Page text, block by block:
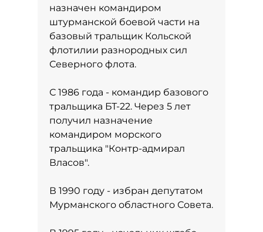
назначен командиром
штурманской боевой части на
базовый тральщик Кольской
флотилии разнородных сил
Северного флота.
С 1986 года - командир базового
тральщика БТ-22. Через 5 лет
получил назначение
командиром морского
тральщика "Контр-адмирал
Власов".
В 1990 году - избран депутатом
Мурманского областного Совета.